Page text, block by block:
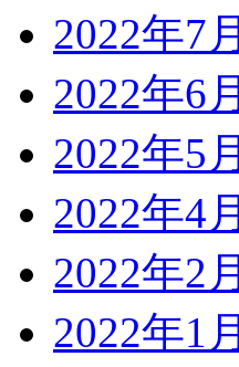
2022年7月
2022年6月
2022年5月
2022年4月
2022年2月
2022年1月